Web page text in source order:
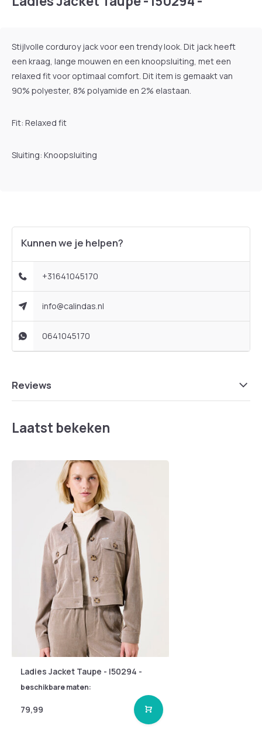
Stijlvolle corduroy jack voor een trendy look. Dit jack heeft
een kraag, lange mouwen en een knoopsluiting, met een
relaxed fit voor optimaal comfort. Dit item is gemaakt van
90% polyester, 8% polyamide en 2% elastaan.
Fit: Relaxed fit
Sluiting: Knoopsluiting
Kunnen we je helpen?
+31641045170
info@calindas.nl
0641045170
Reviews
Laatst bekeken
Ladies Jacket Taupe - I50294 -
beschikbare maten:
79,99